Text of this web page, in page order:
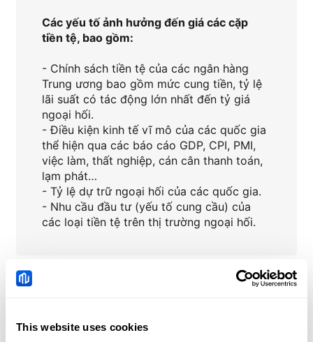
This website uses cookies
Các yếu tố ảnh hưởng đến giá các cặp
tiền tệ, bao gồm:
- Chính sách tiền tệ của các ngân hàng
Trung ương bao gồm mức cung tiền, tỷ lệ
lãi suất có tác động lớn nhất đến tỷ giá
ngoại hối.
- Điều kiện kinh tế vĩ mô của các quốc gia
thể hiện qua các báo cáo GDP, CPI, PMI,
việc làm, thất nghiệp, cán cân thanh toán,
lạm phát…
- Tỷ lệ dự trữ ngoại hối của các quốc gia.
- Nhu cầu đầu tư (yếu tố cung cầu) của
các loại tiền tệ trên thị trường ngoại hối.